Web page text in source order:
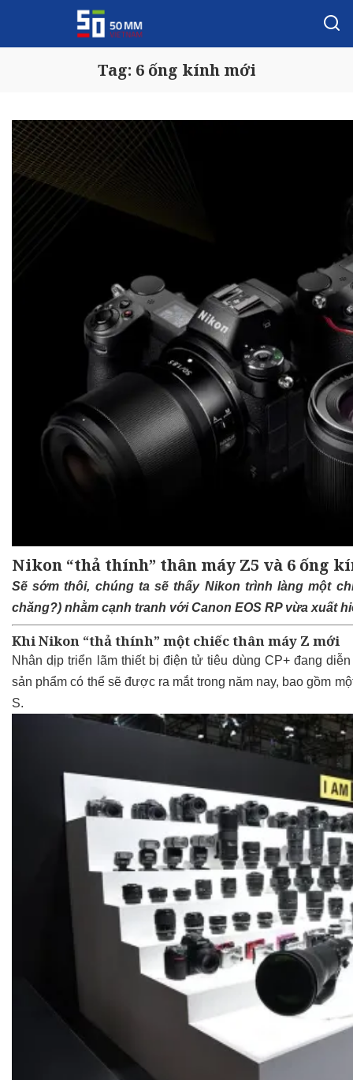
Tag: 6 ống kính mới
Nikon “thả thính” thân máy Z5 và 6 ống
Sẽ sớm thôi, chúng ta sẽ thấy Nikon trình làng một
chăng?) nhằm cạnh tranh với Canon EOS RP vừa xuất
Khi Nikon “thả thính” một chiếc thân máy Z mới
Nhân dịp triển lãm thiết bị điện tử tiêu dùng CP+ đang
sản phẩm có thể sẽ được ra mắt trong năm nay, bao gồm
S.